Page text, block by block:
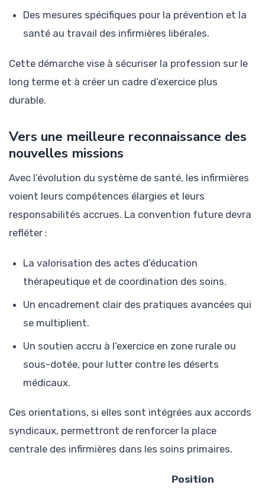
Des mesures spécifiques pour la prévention et la
santé au travail des infirmières libérales.
Cette démarche vise à sécuriser la profession sur le
long terme et à créer un cadre d’exercice plus
durable.
Vers une meilleure reconnaissance des
nouvelles missions
Avec l’évolution du système de santé, les infirmières
voient leurs compétences élargies et leurs
responsabilités accrues. La convention future devra
refléter :
La valorisation des actes d’éducation
thérapeutique et de coordination des soins.
Un encadrement clair des pratiques avancées qui
se multiplient.
Un soutien accru à l’exercice en zone rurale ou
sous-dotée, pour lutter contre les déserts
médicaux.
Ces orientations, si elles sont intégrées aux accords
syndicaux, permettront de renforcer la place
centrale des infirmières dans les soins primaires.
Position